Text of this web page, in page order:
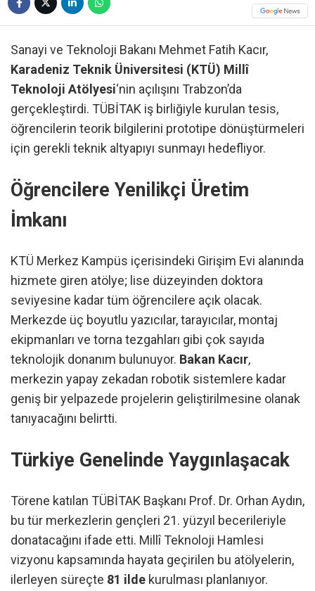
Sanayi ve Teknoloji Bakanı Mehmet Fatih Kacır,
Karadeniz Teknik Üniversitesi (KTÜ) Millî
Teknoloji Atölyesi‘nin açılışını Trabzon’da
gerçekleştirdi. TÜBİTAK iş birliğiyle kurulan tesis,
öğrencilerin teorik bilgilerini prototipe dönüştürmeleri
için gerekli teknik altyapıyı sunmayı hedefliyor.
Öğrencilere Yenilikçi Üretim
İmkanı
KTÜ Merkez Kampüs içerisindeki Girişim Evi alanında
hizmete giren atölye; lise düzeyinden doktora
seviyesine kadar tüm öğrencilere açık olacak.
Merkezde üç boyutlu yazıcılar, tarayıcılar, montaj
ekipmanları ve torna tezgahları gibi çok sayıda
teknolojik donanım bulunuyor. Bakan Kacır,
merkezin yapay zekadan robotik sistemlere kadar
geniş bir yelpazede projelerin geliştirilmesine olanak
tanıyacağını belirtti.
Türkiye Genelinde Yaygınlaşacak
Törene katılan TÜBİTAK Başkanı Prof. Dr. Orhan Aydın,
bu tür merkezlerin gençleri 21. yüzyıl becerileriyle
donatacağını ifade etti. Millî Teknoloji Hamlesi
vizyonu kapsamında hayata geçirilen bu atölyelerin,
ilerleyen süreçte 81 ilde kurulması planlanıyor.